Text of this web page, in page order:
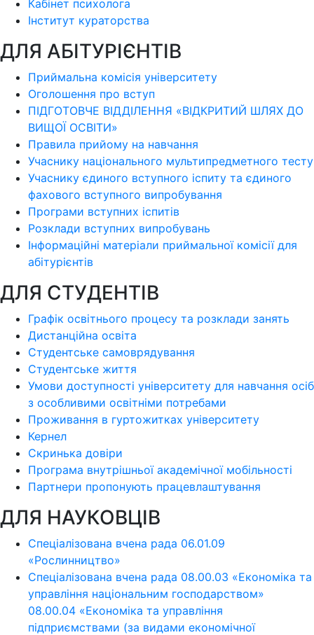
Кабінет психолога
Інститут кураторства
ДЛЯ АБІТУРІЄНТІВ
Приймальна комісія університету
Оголошення про вступ
ПІДГОТОВЧЕ ВІДДІЛЕННЯ «ВІДКРИТИЙ ШЛЯХ ДО
ВИЩОЇ ОСВІТИ»
Правила прийому на навчання
Учаснику національного мультипредметного тесту
Учаснику єдиного вступного іспиту та єдиного
фахового вступного випробування
Програми вступних іспитів
Розклади вступних випробувань
Інформаційні матеріали приймальної комісії для
абітурієнтів
ДЛЯ СТУДЕНТІВ
Графік освітнього процесу та розклади занять
Дистанційна освіта
Студентське самоврядування
Студентське життя
Умови доступності університету для навчання осіб
з особливими освітніми потребами
Проживання в гуртожитках університету
Кернел
Скринька довіри
Програма внутрішньої академічної мобільності
Партнери пропонують працевлаштування
ДЛЯ НАУКОВЦІВ
Спеціалізована вчена рада 06.01.09
«Рослинництво»
Спеціалізована вчена рада 08.00.03 «Економіка та
управління національним господарством»
08.00.04 «Економіка та управління
підприємствами (за видами економічної